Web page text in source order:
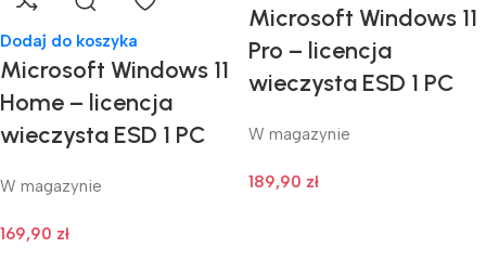
Dodaj do koszyka
Microsoft Windows 11
Home – licencja
wieczysta ESD 1 PC
W magazynie
169,90 zł
Microsoft Windows 11
Pro – licencja
wieczysta ESD 1 PC
W magazynie
189,90 zł